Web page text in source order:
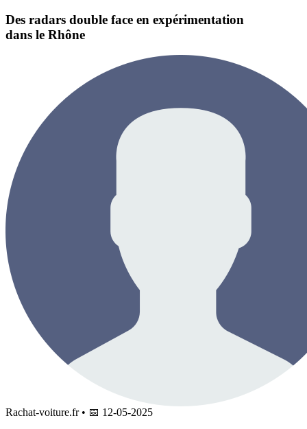
Des radars double face en expérimentation
dans le Rhône
Rachat-voiture.fr • 📅 12-05-2025